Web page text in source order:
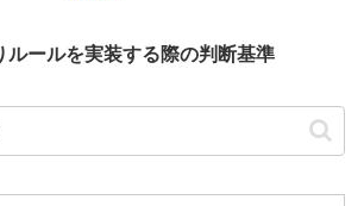
ルールを実装する際の判断基準